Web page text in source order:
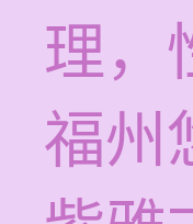
理，
福州